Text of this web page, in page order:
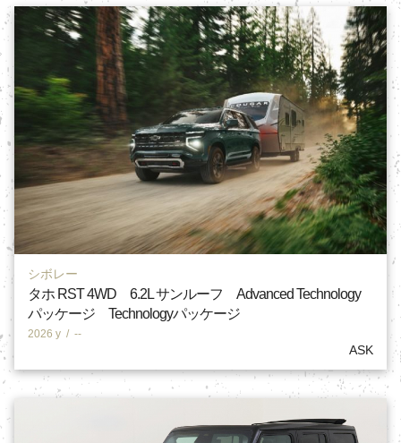
シボレー
タホ RST 4WD 6.2L サンルーフ Advanced Technology
パッケージ Technologyパッケージ
2026 y / --
ASK